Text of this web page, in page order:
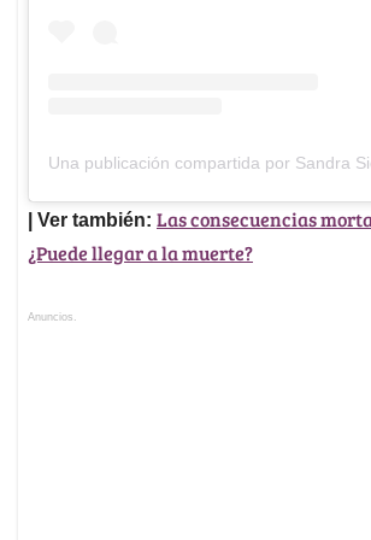
Una publicación compartida por Sandra
| Ver también: Las consecuencias
¿Puede llegar a la muerte?
Anuncios.